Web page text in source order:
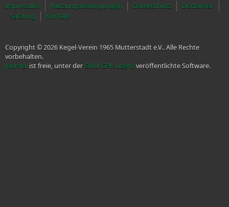
Impressum Nutzungsbedingungen Datenschutz
Disclaimer
Satzung
Kontakt
Copyright © 2026 Kegel-Verein 1965 Mutterstadt e.V.. Alle Rechte
vorbehalten.
Joomla! ist freie, unter der GNU/GPL-Lizenzveröffentlichte Software.